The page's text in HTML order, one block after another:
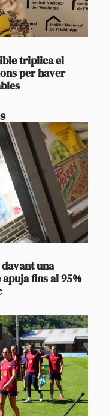
triplica el
per haver
una
fins al 95%